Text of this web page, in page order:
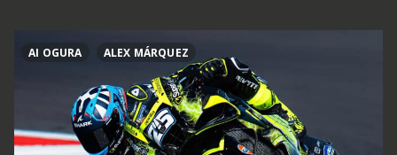
AI OGURA ALEX MÁRQUEZ